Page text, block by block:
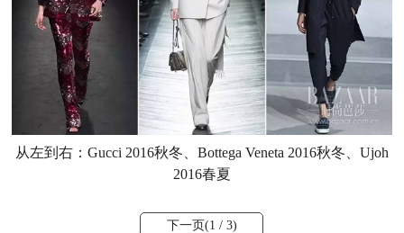
从左到右：Gucci 2016秋冬、Bottega Veneta 2016秋冬、Ujoh
2016春夏
下一页(1 / 3)